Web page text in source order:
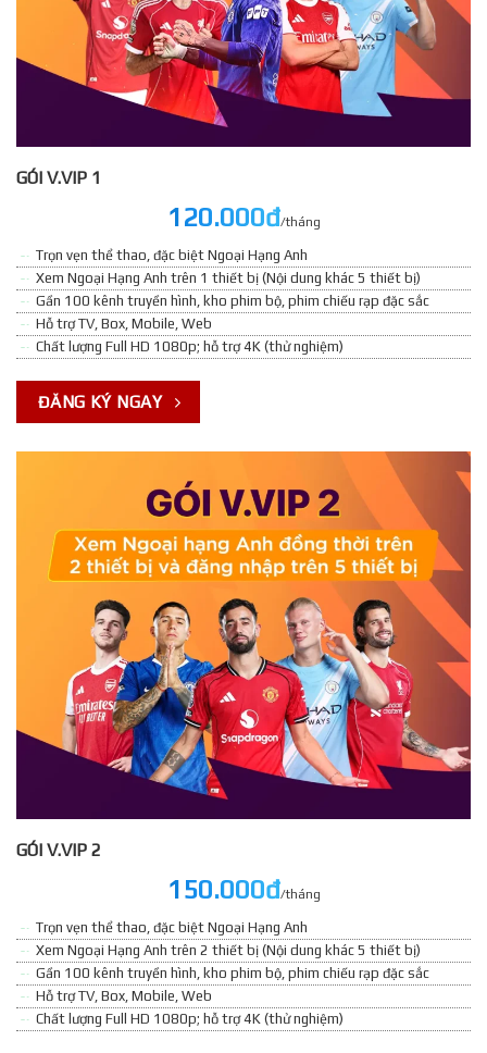
GÓI V.VIP 1
120.000đ/tháng
Trọn vẹn thể thao, đặc biệt Ngoại Hạng Anh
Xem Ngoại Hạng Anh trên 1 thiết bị (Nội dung khác 5 thiết bị)
Gần 100 kênh truyền hình, kho phim bộ, phim chiếu rạp đặc sắc
Hỗ trợ TV, Box, Mobile, Web
Chất lượng Full HD 1080p; hỗ trợ 4K (thử nghiệm)
ĐĂNG KÝ NGAY
GÓI V.VIP 2
150.000đ/tháng
Trọn vẹn thể thao, đặc biệt Ngoại Hạng Anh
Xem Ngoại Hạng Anh trên 2 thiết bị (Nội dung khác 5 thiết bị)
Gần 100 kênh truyền hình, kho phim bộ, phim chiếu rạp đặc sắc
Hỗ trợ TV, Box, Mobile, Web
Chất lượng Full HD 1080p; hỗ trợ 4K (thử nghiệm)